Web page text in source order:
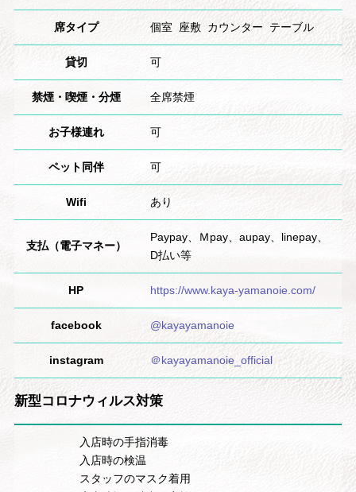
席タイプ 個室 座敷 カウンター テーブル
貸切 可
禁煙・喫煙・分煙 全席禁煙
お子様連れ 可
ペット同伴 可
Wifi あり
支払（電子マネー）
Paypay、Ｍpay、aupay、linepay、
D払い等
HP https://www.kaya-yamanoie.com/
facebook @kayayamanoie
instagram ＠kayayamanoie_official
新型コロナウィルス対策
入店時の手指消毒
入店時の検温
スタッフのマスク着用